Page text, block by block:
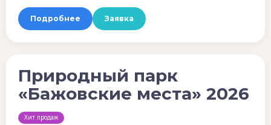
Подробнее Заявка
Природный парк
«Бажовские места» 2026
Хит продаж